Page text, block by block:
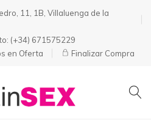
11, 1B, Villaluenga de la
(+34) 671575229
en Oferta
Finalizar Compra